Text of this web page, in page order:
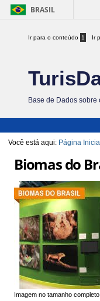
BRASIL
Ir para o conteúdo 1 Ir
Base de Dados sobre
Você está aqui: Página Inicial
Biomas do
Imagem no tamanho completo: